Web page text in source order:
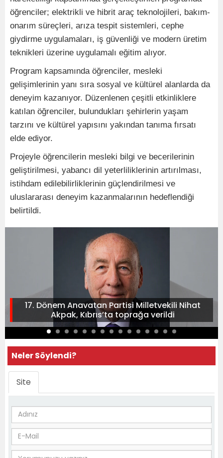
öğrenciler; elektrikli ve hibrit araç teknolojileri, bakım-
onarım süreçleri, arıza tespit sistemleri, cephe
giydirme uygulamaları, iş güvenliği ve modern üretim
teknikleri üzerine uygulamalı eğitim alıyor.
Program kapsamında öğrenciler, mesleki
gelişimlerinin yanı sıra sosyal ve kültürel alanlarda da
deneyim kazanıyor. Düzenlenen çeşitli etkinliklere
katılan öğrenciler, bulundukları şehirlerin yaşam
tarzını ve kültürel yapısını yakından tanıma fırsatı
elde ediyor.
Projeyle öğrencilerin mesleki bilgi ve becerilerinin
geliştirilmesi, yabancı dil yeterliliklerinin artırılması,
istihdam edilebilirliklerinin güçlendirilmesi ve
uluslararası deneyim kazanmalarının hedeflendiği
belirtildi.
17. Dönem Anavatan Partisi Milletvekili Nihat
Akpak, Kıbrıs’ta toprağa verildi
Neler Söylendi?
Site